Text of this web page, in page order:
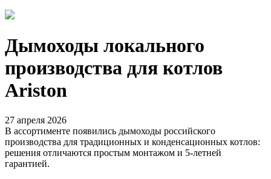
Дымоходы локального
производства для котлов
Ariston
27 апреля 2026
В ассортименте появились дымоходы российского
производства для традиционных и конденсационных котлов:
решения отличаются простым монтажом и 5-летней
гарантией.